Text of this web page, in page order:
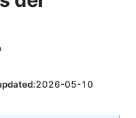
2026-05-10